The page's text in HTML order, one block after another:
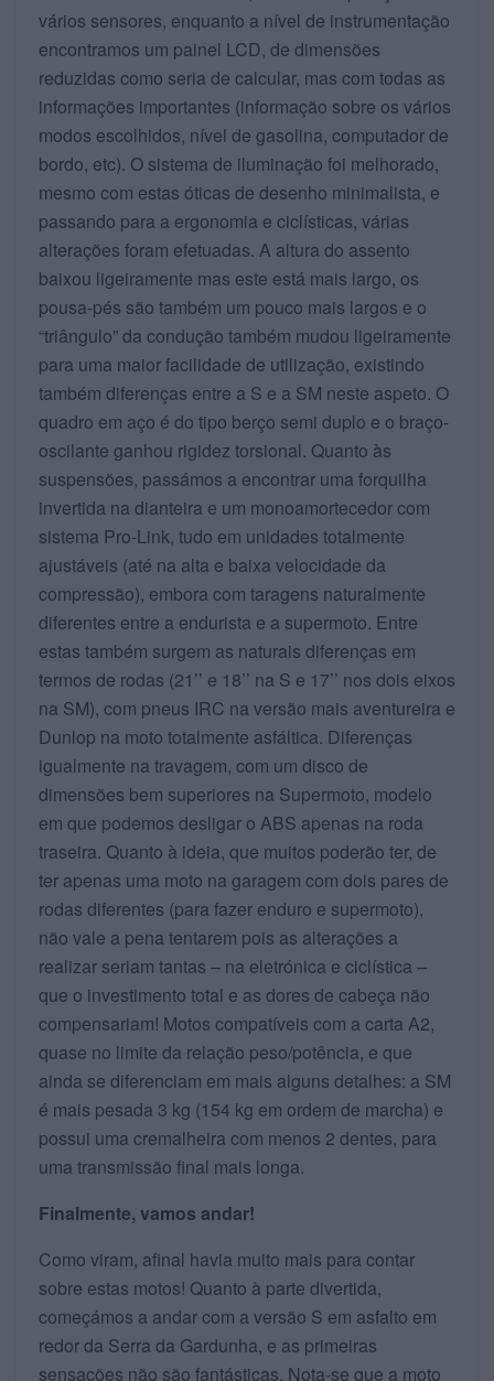
vários sensores, enquanto a nível de instrumentação
encontramos um painel LCD, de dimensões
reduzidas como seria de calcular, mas com todas as
informações importantes (informação sobre os vários
modos escolhidos, nível de gasolina, computador de
bordo, etc). O sistema de iluminação foi melhorado,
mesmo com estas óticas de desenho minimalista, e
passando para a ergonomia e ciclísticas, várias
alterações foram efetuadas. A altura do assento
baixou ligeiramente mas este está mais largo, os
pousa-pés são também um pouco mais largos e o
“triângulo” da condução também mudou ligeiramente
para uma maior facilidade de utilização, existindo
também diferenças entre a S e a SM neste aspeto. O
quadro em aço é do tipo berço semi duplo e o braço-
oscilante ganhou rigidez torsional. Quanto às
suspensões, passámos a encontrar uma forquilha
invertida na dianteira e um monoamortecedor com
sistema Pro-Link, tudo em unidades totalmente
ajustáveis (até na alta e baixa velocidade da
compressão), embora com taragens naturalmente
diferentes entre a endurista e a supermoto. Entre
estas também surgem as naturais diferenças em
termos de rodas (21’’ e 18’’ na S e 17’’ nos dois eixos
na SM), com pneus IRC na versão mais aventureira e
Dunlop na moto totalmente asfáltica. Diferenças
igualmente na travagem, com um disco de
dimensões bem superiores na Supermoto, modelo
em que podemos desligar o ABS apenas na roda
traseira. Quanto à ideia, que muitos poderão ter, de
ter apenas uma moto na garagem com dois pares de
rodas diferentes (para fazer enduro e supermoto),
não vale a pena tentarem pois as alterações a
realizar seriam tantas – na eletrónica e ciclística –
que o investimento total e as dores de cabeça não
compensariam! Motos compatíveis com a carta A2,
quase no limite da relação peso/potência, e que
ainda se diferenciam em mais alguns detalhes: a SM
é mais pesada 3 kg (154 kg em ordem de marcha) e
possui uma cremalheira com menos 2 dentes, para
uma transmissão final mais longa.
Finalmente, vamos andar!
Como viram, afinal havia muito mais para contar
sobre estas motos! Quanto à parte divertida,
começámos a andar com a versão S em asfalto em
redor da Serra da Gardunha, e as primeiras
sensações não são fantásticas. Nota-se que a moto